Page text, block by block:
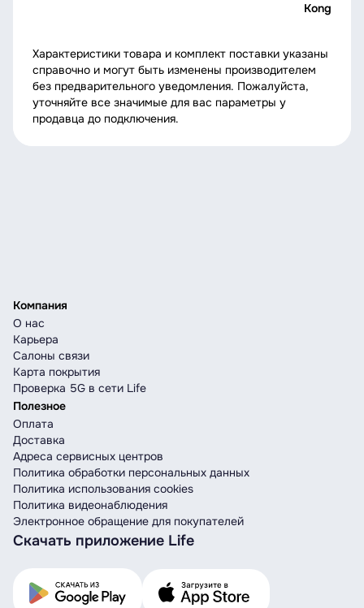
Kong
Характеристики товара и комплект поставки указаны
справочно и могут быть изменены производителем
без предварительного уведомления. Пожалуйста,
уточняйте все значимые для вас параметры у
продавца до подключения.
Компания
О нас
Карьера
Салоны связи
Карта покрытия
Проверка 5G в сети Life
Полезное
Оплата
Доставка
Адреса сервисных центров
Политика обработки персональных данных
Политика использования cookies
Политика видеонаблюдения
Электронное обращение для покупателей
Скачать приложение Life